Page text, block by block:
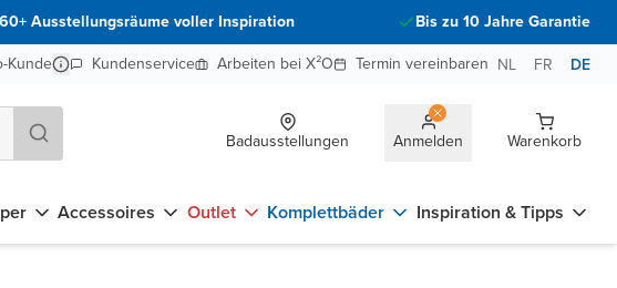
60+ Ausstellungsräume voller Inspiration
Bis zu 10 Jahre Garantie
Kunde
Kundenservice Arbeiten bei X²O Termin vereinbaren NL FR DE
Badausstellungen Anmelden Warenkorb
Accessoires Outlet Komplettbäder Inspiration & Tipps